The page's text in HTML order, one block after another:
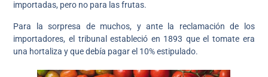
importadas, pero no para las frutas.
Para la sorpresa de muchos, y ante la reclamación de los
importadores, el tribunal estableció en 1893 que el tomate era
una hortaliza y que debía pagar el 10% estipulado.